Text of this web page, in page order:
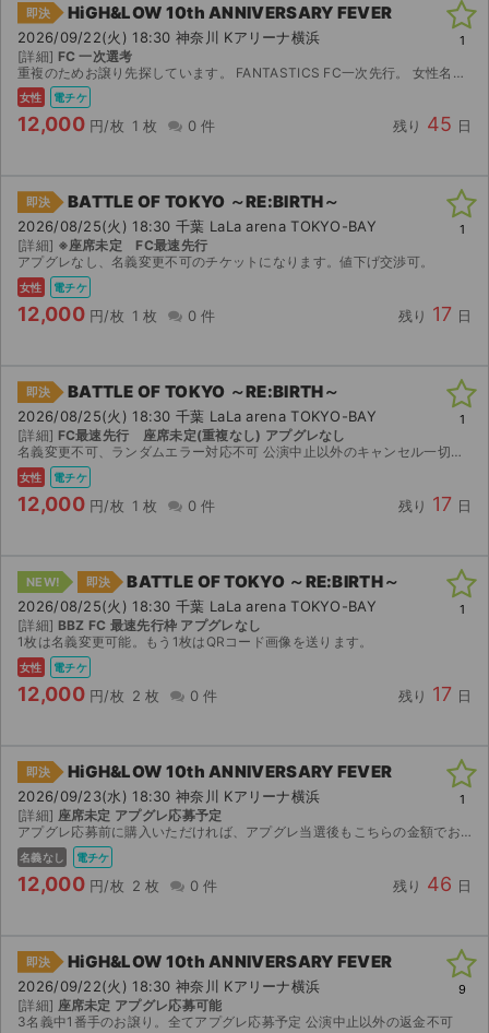
即決 HiGH&LOW 10th ANNIVERSARY FEVER
2026/09/22(火) 18:30 神奈川 Kアリーナ横浜
[詳細] FC 一次選考
重複のためお譲り先探しています。 FANTASTICS FC一次先行。 女性名義（名義変更不可）です。 チケット発券開始は公演3日前を予定しています。 ランダムエラーの対応と返金不可...
女性 電チケ
12,000 円/枚 1 枚 0 件 残り 45 日
1
即決 BATTLE OF TOKYO ～RE:BIRTH～
2026/08/25(火) 18:30 千葉 LaLa arena TOKYO-BAY
[詳細] ※座席未定 FC最速先行
アプグレなし、名義変更不可のチケットになります。値下げ交渉可。
女性 電チケ
12,000 円/枚 1 枚 0 件 残り 17 日
1
即決 BATTLE OF TOKYO ～RE:BIRTH～
2026/08/25(火) 18:30 千葉 LaLa arena TOKYO-BAY
[詳細] FC最速先行 座席未定(重複なし) アプグレなし
名義変更不可、ランダムエラー対応不可 公演中止以外のキャンセル一切不可
女性 電チケ
12,000 円/枚 1 枚 0 件 残り 17 日
1
NEW! 即決 BATTLE OF TOKYO ～RE:BIRTH～
2026/08/25(火) 18:30 千葉 LaLa arena TOKYO-BAY
[詳細] BBZ FC 最速先行枠 アプグレなし
1枚は名義変更可能。もう1枚はQRコード画像を送ります。
女性 電チケ
12,000 円/枚 2 枚 0 件 残り 17 日
1
即決 HiGH&LOW 10th ANNIVERSARY FEVER
2026/09/23(水) 18:30 神奈川 Kアリーナ横浜
[詳細] 座席未定 アプグレ応募予定
アプグレ応募前に購入いただければ、アプグレ当選後もこちらの金額でお譲り可能です。 公演中止以外の返金不可
名義なし 電チケ
12,000 円/枚 2 枚 0 件 残り 46 日
1
即決 HiGH&LOW 10th ANNIVERSARY FEVER
2026/09/22(火) 18:30 神奈川 Kアリーナ横浜
[詳細] 座席未定 アプグレ応募可能
3名義中1番手のお譲り。全てアプグレ応募予定 公演中止以外の返金不可
9